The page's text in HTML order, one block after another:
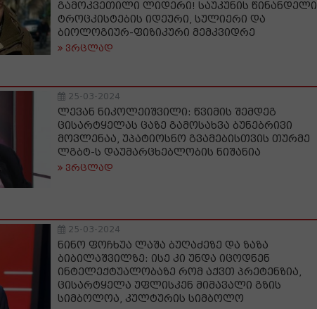
გამოკვეთილი ლიდერი! საუკუნის წინანდელი
ტროცკისტების იდეური, სულიერი და
ბიოლოგიურ-ფიზიკური მემკვიდრე
ვრცლად
25-03-2024
ლევან ნიკოლეიშვილი: წვიმის შემდეგ
ცისარტყელას ცაზე გამოსახვა ბუნებრივი
მოვლენაა, უპატიოსნო გვამებისთვის თურმე
ლგბტ-ს დაუმარცხებლობის ნიშანია
ვრცლად
25-03-2024
ნინო ფოჩხუა ლაშა ბუღაძეზე და ზაზა
ბიბილაშვილზე: ისე კი უნდა იცოდნენ
ინტელექტუალობაზე რომ აქვთ პრეტენზია,
ცისარტყელა უფლისკენ მიმავალი გზის
სიმბოლოა, კულტურის სიმბოლო